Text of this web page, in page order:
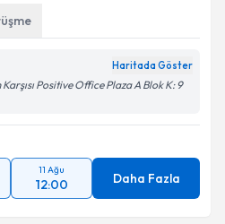
Haritada Göster
Positive Office Plaza A Blok K: 9
11 Ağu
12:00 Daha Fazla